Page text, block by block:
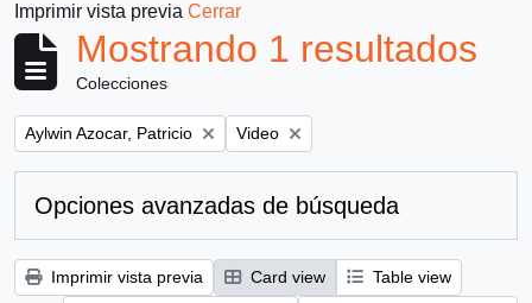
Imprimir vista previa Cerrar
Mostrando 1 resultados
Colecciones
Remove filter:
Aylwin Azocar, Patricio Remove filter:
Video
Opciones avanzadas de búsqueda
Imprimir vista previa Card view
Table view